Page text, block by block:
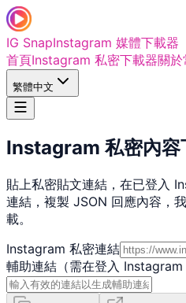
IG SnapInstagram 媒體下載器
首頁Instagram 私密下載器關於
繁體中文
Instagram 私密內容
貼上私密貼文連結，在已登入
連結，複製 JSON 回應內容，
載。
Instagram 私密連結
輔助連結（需在登入 Instagram